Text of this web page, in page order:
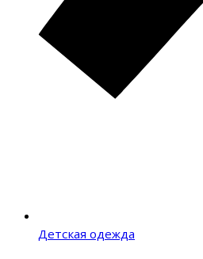
Детская одежда